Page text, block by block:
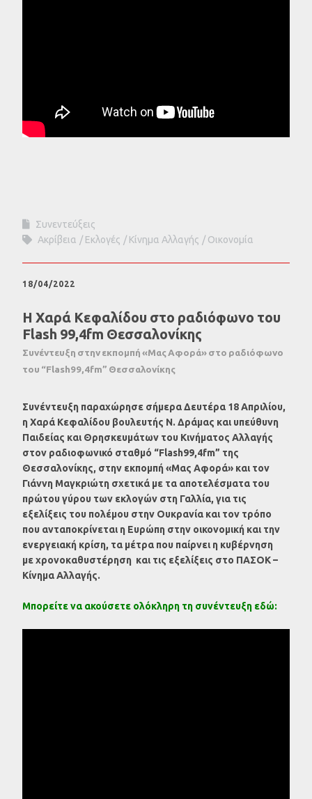
Συνεντεύξεις
Ακρίβεια
Εκλογές Κίνημα Αλλαγής Οικονομία
18/04/2022
Η Χαρά Κεφαλίδου στο ραδιόφωνο του
Flash 99,4fm Θεσσαλονίκης
Συνέντευξη στην εκπομπή «Μας Αφορά» στο ραδιόφωνο
του “Flash99,4fm” Θεσσαλονίκης
Συνέντευξη παραχώρησε σήμερα Δευτέρα 18 Απριλίου,
η Χαρά Κεφαλίδου βουλευτής N. Δράμας και υπεύθυνη
Παιδείας και Θρησκευμάτων του Κινήματος Αλλαγής
στον ραδιοφωνικό σταθμό “Flash99,4fm” της
Θεσσαλονίκης, στην εκπομπή «Μας Αφορά» και τον
Γιάννη Μαγκριώτη σχετικά με τα αποτελέσματα του
πρώτου γύρου των εκλογών στη Γαλλία, για τις
εξελίξεις του πολέμου στην Ουκρανία και τον τρόπο
που ανταποκρίνεται η Ευρώπη στην οικονομική και την
ενεργειακή κρίση, τα μέτρα που παίρνει η κυβέρνηση
με χρονοκαθυστέρηση και τις εξελίξεις στο ΠΑΣΟΚ –
Κίνημα Αλλαγής.
Μπορείτε να ακούσετε ολόκληρη τη συνέντευξη εδώ: